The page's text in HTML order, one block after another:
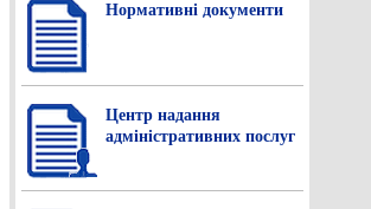
Нормативнi документи
Центр надання
адміністративних послуг